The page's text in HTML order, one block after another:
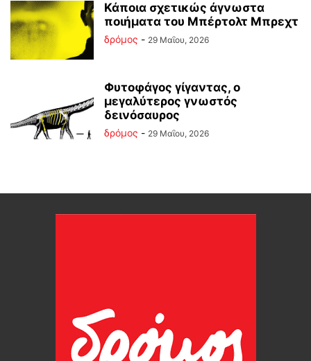
Κάποια σχετικώς άγνωστα
ποιήματα του Μπέρτολτ Μπρεχτ
δρόμος - 29 Μαΐου, 2026
Φυτοφάγος γίγαντας, ο
μεγαλύτερος γνωστός
δεινόσαυρος
δρόμος - 29 Μαΐου, 2026